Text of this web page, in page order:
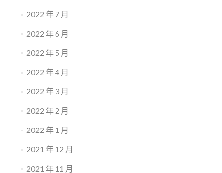
2022 年 7 月
2022 年 6 月
2022 年 5 月
2022 年 4 月
2022 年 3 月
2022 年 2 月
2022 年 1 月
2021 年 12 月
2021 年 11 月